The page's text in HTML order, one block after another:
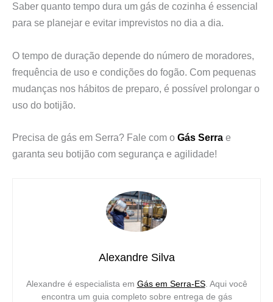
Saber quanto tempo dura um gás de cozinha é essencial
para se planejar e evitar imprevistos no dia a dia.
O tempo de duração depende do número de moradores,
frequência de uso e condições do fogão. Com pequenas
mudanças nos hábitos de preparo, é possível prolongar o
uso do botijão.
Precisa de gás em Serra? Fale com o Gás Serra e
garanta seu botijão com segurança e agilidade!
Alexandre Silva
Alexandre é especialista em Gás em Serra-ES. Aqui você
encontra um guia completo sobre entrega de gás